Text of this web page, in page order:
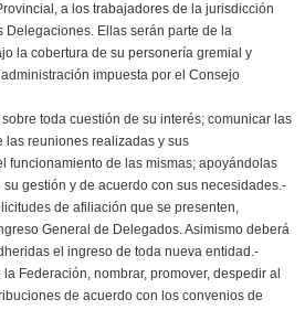
a los trabajadores de la jurisdicción
Delegaciones. Ellas serán parte de la
la cobertura de su personería gremial y
impuesta por el Consejo
toda cuestión de su interés; comunicar las
las reuniones realizadas y sus
funcionamiento de las mismas; apoyándolas
gestión y de acuerdo con sus necesidades.-
de afiliación que se presenten,
General de Delegados. Asimismo deberá
el ingreso de toda nueva entidad.-
Federación, nombrar, promover, despedir al
de acuerdo con los convenios de